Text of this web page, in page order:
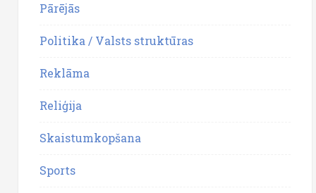
Pārējās
Politika / Valsts struktūras
Reklāma
Reliģija
Skaistumkopšana
Sports